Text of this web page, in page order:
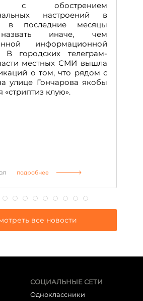
с обострением
настроений в
в последние месяцы
иначе, чем
информационной
В городских телеграм-
местных СМИ вышла
о том, что рядом с
улице Гончарова якобы
«стриптиз клую».
подробнее
все новости
СОЦИАЛЬНЫЕ СЕТИ
Одноклассники